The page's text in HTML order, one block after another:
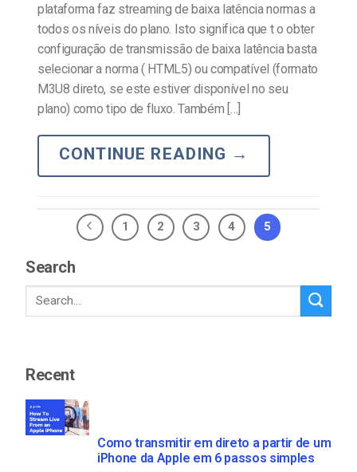
plataforma faz streaming de baixa latência normas a
todos os níveis do plano. Isto significa que t o obter
configuração de transmissão de baixa latência basta
selecionar a norma ( HTML5) ou compatível (formato
M3U8 direto, se este estiver disponível no seu
plano) como tipo de fluxo. Também […]
CONTINUE READING →
1 2 3 4 5
Search
Recent
Como transmitir em direto a partir de um
iPhone da Apple em 6 passos simples